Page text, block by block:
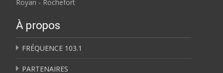
Royan - Rochefort
À propos
FRÉQUENCE 103.1
PARTENAIRES